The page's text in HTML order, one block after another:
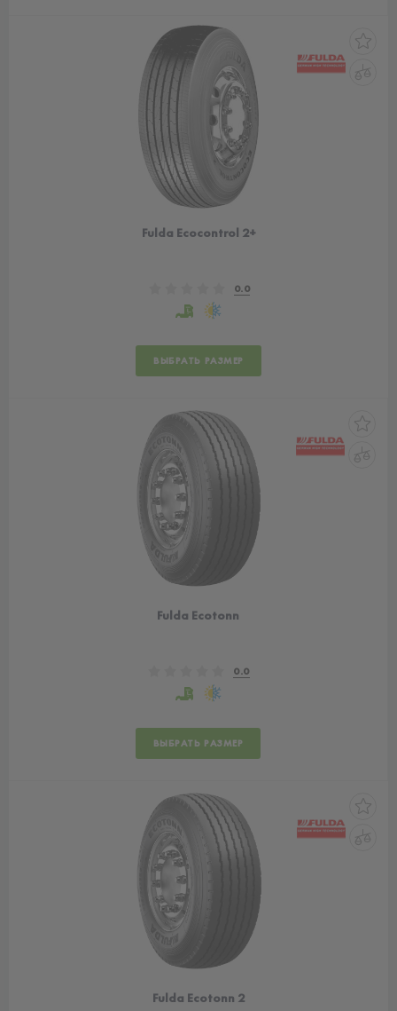
Fulda Ecocontrol 2+
0.0
ВЫБРАТЬ РАЗМЕР
Fulda Ecotonn
0.0
ВЫБРАТЬ РАЗМЕР
Fulda Ecotonn 2